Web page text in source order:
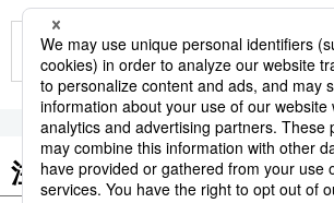
もっと見る
注目のキーワード